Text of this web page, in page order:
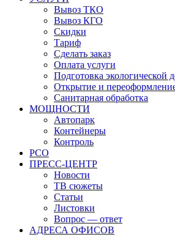
Вывоз ТКО
Вывоз КГО
Скидки
Тариф
Сделать заказ
Оплата услуги
Подготовка экологической
Открытие и
Санитарная обработка
МОЩНОСТИ
Автопарк
Контейнеры
Контроль
РСО
ПРЕСС-ЦЕНТР
Новости
ТВ сюжеты
Статьи
Листовки
Вопрос — ответ
АДРЕСА ОФИСОВ